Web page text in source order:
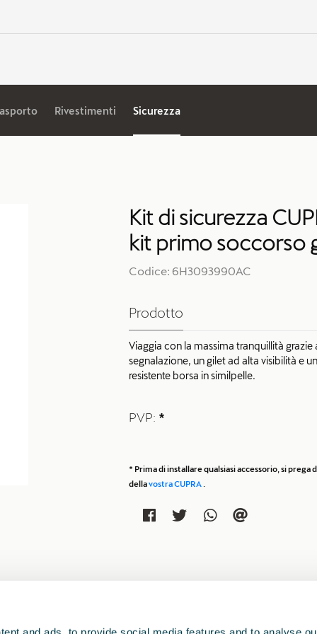
Rivestimenti Sicurezza
Kit di sicurezza
kit primo soccorso
Codice: 6H3093990AC
Prodotto
Viaggia con la massima tranquillità
segnalazione, un gilet ad alta visibilità e
resistente borsa in similpelle.
PVP: *
* Prima di installare qualsiasi accessorio, si
dellavostra CUPRA